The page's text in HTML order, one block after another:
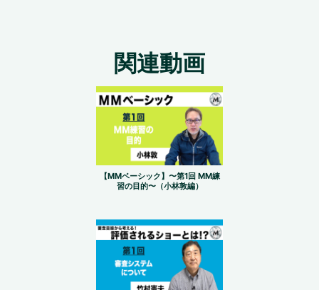
関連動画
【MMベーシック】〜第1回 MM練
習の目的〜（小林敦編）